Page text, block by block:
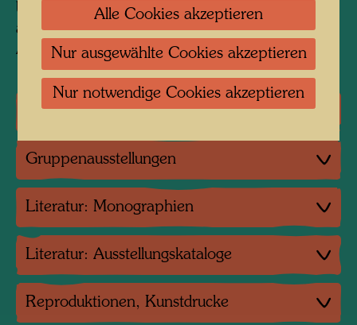
beschlossen, die Tränenflüsse nicht
abzunehmen, sondern diese ebenso wie die
Augen zu vergolden und zu versilbern.
Einzelausstellungen
Gruppenausstellungen
Literatur: Monographien
Literatur: Ausstellungskataloge
Reproduktionen, Kunstdrucke
Alle Cookies akzeptieren
Nur ausgewählte Cookies akzeptieren
Nur notwendige Cookies akzeptieren